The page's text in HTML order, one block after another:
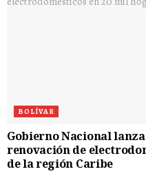
BOLÍVAR
Gobierno Nacional
renovación de
de la región Caribe